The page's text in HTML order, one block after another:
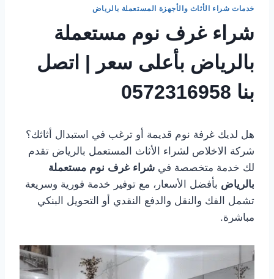
خدمات شراء الأثاث والأجهزة المستعملة بالرياض
شراء غرف نوم مستعملة
بالرياض بأعلى سعر | اتصل
بنا 0572316958
هل لديك غرفة نوم قديمة أو ترغب في استبدال أثاثك؟
شركة الاخلاص لشراء الأثاث المستعمل بالرياض تقدم
لك خدمة متخصصة في شراء غرف نوم مستعملة
بالرياض بأفضل الأسعار، مع توفير خدمة فورية وسريعة
تشمل الفك والنقل والدفع النقدي أو التحويل البنكي
مباشرة.